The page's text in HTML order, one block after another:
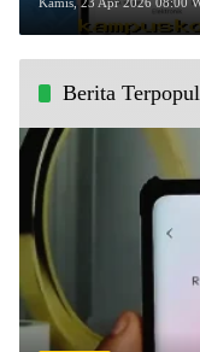
Berita